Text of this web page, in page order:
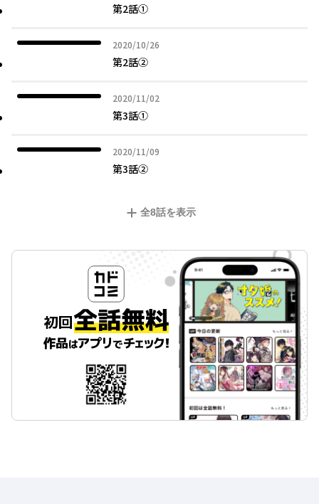
第2話①
2020/10/26
2020年10月26日
第2話②
2020/11/02
2020年11月02日
第3話①
2020/11/09
2020年11月09日
第3話②
全8話を表示